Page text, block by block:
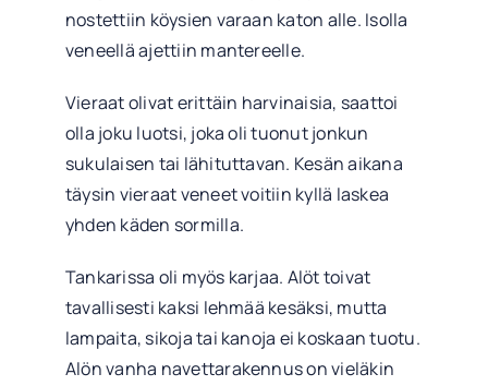
nostettiin köysien varaan katon alle. Isolla
veneellä ajettiin mantereelle.
Vieraat olivat erittäin harvinaisia, saattoi
olla joku luotsi, joka oli tuonut jonkun
sukulaisen tai lähituttavan. Kesän aikana
täysin vieraat veneet voitiin kyllä laskea
yhden käden sormilla.
Tankarissa oli myös karjaa. Alöt toivat
tavallisesti kaksi lehmää kesäksi, mutta
lampaita, sikoja tai kanoja ei koskaan tuotu.
Alön vanha navettarakennus on vieläkin